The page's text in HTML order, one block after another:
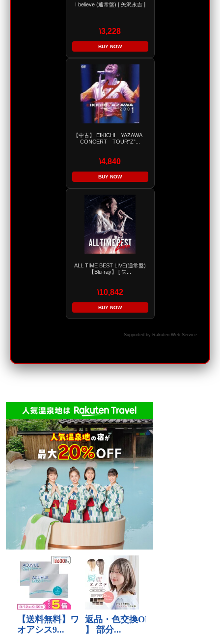
I believe (通常盤) [ 矢沢永吉 ]
\3,228
BUY NOW
【中古】 EIKICHI YAZAWA
CONCERT TOUR“Z”...
\4,840
BUY NOW
ALL TIME BEST LIVE(通常盤)
【Blu-ray】 [ 矢...
\10,842
BUY NOW
Supported by Rakuten Web Service